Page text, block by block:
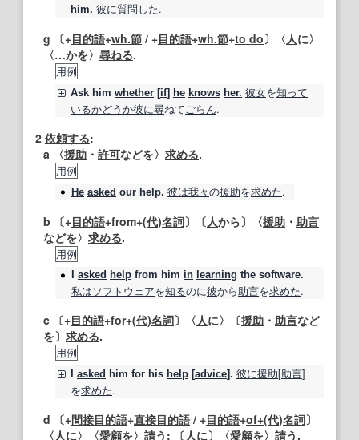
him. 彼に質問した.
g 〔+目的語+wh.節 / +目的語+wh.節+to do〕〈人に〉
〈…かを〉 尋ねる.
用例
Ask him whether [if] he knows her. 彼女を知って
いるかどうか彼に尋ねてごらん.
2 依頼する:
a 〈援助 ・ 許可などを〉 求める.
用例
He asked our help. 彼は我々の援助を求めた.
b 〔+目的語+from+(代)名詞〕〔人から〕〈援助 ・ 助言
などを〉 求める.
用例
asked help from him in learning the software.
私はソフトウェアを知るのに彼から助言を求めた.
c 〔+目的語+for+(代)名詞〕〈人に〉〔援助 ・ 助言など
を〕 求める.
用例
asked him for his help [advice]. 彼に援助[助言]
を求めた.
d 〔+間接目的語+直接目的語 / +目的語+of+(代)名詞〕
〈人に〉〈愛顧を〉 請う ; 〔人に〕〈愛顧を〉 請う .